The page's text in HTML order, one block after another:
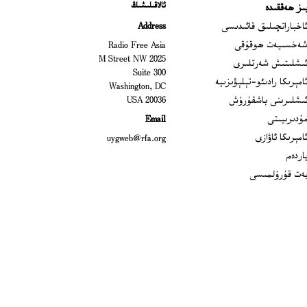
ھەققىدە
ئاخباراتچىلىق قائىدىسى
شەخسىيەت ھوقۇقى
ئىشلىتىش شەرتلىرى
ئامېرىكا رادىئو-تېلېۋىزىيە
ئىشلىرىنى باشقۇرۇش
مۇدىرىيىتى
ئامېرىكا ئاۋازى
ياردەم
بەت قۇرۇلمىسى
ئالاقىلىشىڭ
Address
Radio Free Asia
2025 M Street NW
Suite 300
Washington, DC
20036 USA
Email
uygweb@rfa.org